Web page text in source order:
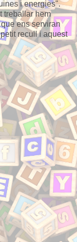
i energies".
treballar hem
ens serviran
recull i aquest